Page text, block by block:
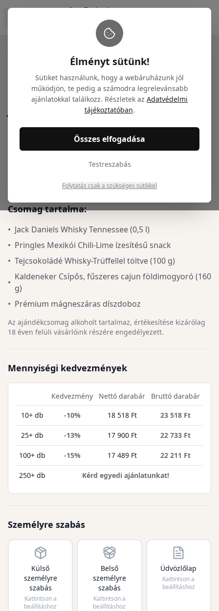
Ajándékcsomagok Jack Daniels whisky
Jack Daniels whisky
ajándékcsomag
Cikkszám: NTGY100018
Csomag tartalma:
• Jack Daniels Whisky Tennessee (0,5 l)
• Pringles Mexikói Chili-Lime ízesítésű snack
• Tejcsokoládé Whisky-Trüffellel töltve (100 g)
•
Kaldeneker Csípős, fűszeres cajun földimogyoró (160
g)
• Prémium mágneszáras díszdoboz
Az ajándékcsomag alkoholt tartalmaz, értékesítése kizárólag
18 éven felüli vásárlóink részére engedélyezett.
Mennyiségi kedvezmények
Kedvezmény Nettó darabár Bruttó darabár
10+ db -10% 18 518 Ft 23 518 Ft
25+ db -13% 17 900 Ft 22 733 Ft
100+ db -15% 17 489 Ft 22 211 Ft
250+ db Kérd egyedi ajánlatunkat!
Személyre szabás
Külső
személyre
szabás
Kattintson a
beállításhoz
Belső
személyre
szabás
Kattintson a
beállításhoz
Üdvözlőlap
Kattintson a
beállításhoz
Élményt sütünk!
Sütiket használunk, hogy a webáruházunk jól
működjön, te pedig a számodra legrelevánsabb
ajánlatokkal találkozz. Részletek az Adatvédelmi
tájékoztatóban.
Összes elfogadása
Testreszabás
Folytatás csak a szükséges sütikkel